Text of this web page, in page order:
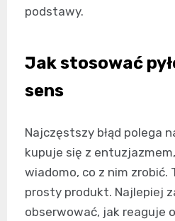
podstawy.
Jak stosować
sens
Najczęstszy błąd polega
kupuje się z
wiadomo, co z nim zrobić.
prosty produkt. Najlepiej
obserwować, jak reaguje